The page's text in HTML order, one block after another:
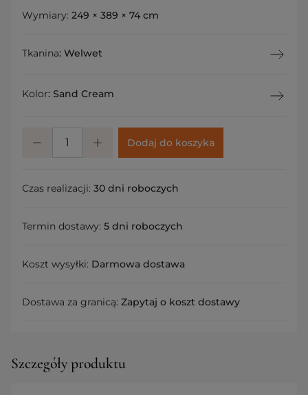
Wymiary: 249 × 389 × 74 cm
Tkanina: Welwet
Kolor: Sand Cream
Dodaj do koszyka
Czas realizacji: 30 dni roboczych
Termin dostawy: 5 dni roboczych
Koszt wysyłki: Darmowa dostawa
Dostawa za granicą: Zapytaj o koszt dostawy
Szczegóły produktu